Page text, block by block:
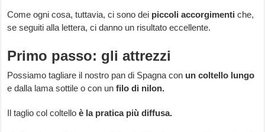
Come ogni cosa, tuttavia, ci sono dei piccoli accorgimenti che,
se seguiti alla lettera, ci danno un risultato eccellente.
Primo passo: gli attrezzi
Possiamo tagliare il nostro pan di Spagna con un coltello lungo
e dalla lama sottile o con unfilo di nilon.
Il taglio col coltelloè la pratica più diffusa.